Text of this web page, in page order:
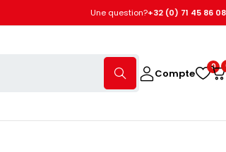
Une question?+32 (0) 71 45 86 08
Compte
0